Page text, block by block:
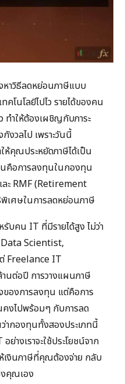
าวิธีลดหย่อนภาษีแบบ
คโนโลยีไปไว รายได้ของคน
ทำให้ต้องเผชิญกับภาระ
งวลไป เพราะวันนี้
ห้คุณประหยัดภาษีได้เป็น
คือการลงทุนในกองทุน
ะ RMF (Retirement
เศษในการลดหย่อนภาษี
บคน IT ที่มีรายได้สูง ไม่ว่า
Scientist,
Freelance IT
นต่อปี การวางแผนภาษี
ของการลงทุน แต่คือการ
งไปพร้อมๆ กับการลด
ว่ากองทุนทั้งสองประเภทนี้
ย่างเราจะใช้ประโยชน์จาก
เงินภาษีที่คุณต้องจ่าย กลับ
คุณเอง